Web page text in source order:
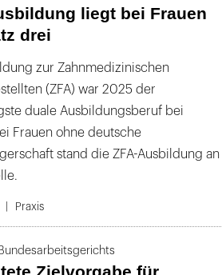
liegt bei Frauen
drei
zur Zahnmedizinischen
(ZFA) war 2025 der
duale Ausbildungsberuf bei
Frauen ohne deutsche
stand die ZFA-Ausbildung an
Praxis